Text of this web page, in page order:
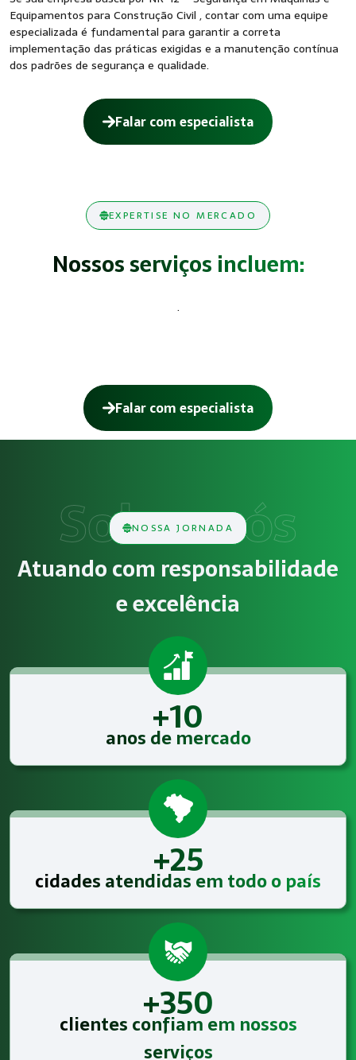
Equipamentos para Construção Civil , contar com uma equipe
especializada é fundamental para garantir a correta
implementação das práticas exigidas e a manutenção contínua
dos padrões de segurança e qualidade.
Falar com especialista
EXPERTISE NO MERCADO
Nossos serviços incluem:
.
Falar com especialista
Como funciona NR-12 – Segurança
Obrigatoriedade legal
Empresas que exercem atividades com exposição a riscos
Atendimento especializado
A Megatrab - Engenharia de Segurança do Trabalho
NOSSA JORNADA
Atuando com responsabilidade
e excelência
+10
anos de mercado
+25
cidades atendidas em todo o país
+350
clientes confiam em nossos
serviços